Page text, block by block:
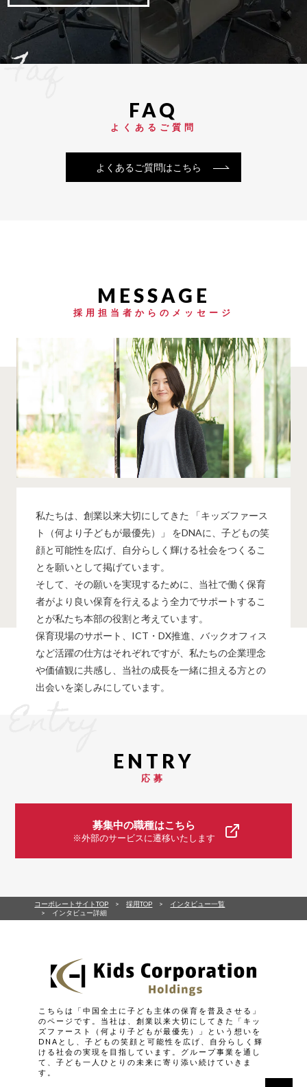
よくあるご質問
Faq
よくあるご質問はこちら
採用担当者からのメッセージ
私たちは、創業以来大切にしてきた 「キッズファース
ト（何より子どもが最優先）」 をDNAに、子どもの笑
顔と可能性を広げ、自分らしく輝ける社会をつくるこ
とを願いとして掲げています。
そして、その願いを実現するために、当社で働く保育
者がより良い保育を行えるよう全力でサポートするこ
とが私たち本部の役割と考えています。
保育現場のサポート、ICT・DX推進、バックオフィス
など活躍の仕方はそれぞれですが、私たちの企業理念
や価値観に共感し、当社の成長を一緒に担える方との
出会いを楽しみにしています。
応募
募集中の職種はこちら
※外部のサービスに遷移いたします
コーポレートサイトTOP 採用TOP
インタビュー一覧
インタビュー詳細
こちらは「中国全土に子ども主体の保育を普及させる」
のページです。当社は、創業以来大切にしてきた「キッ
ズファースト（何より子どもが最優先）」という想いを
DNAとし、子どもの笑顔と可能性を広げ、自分らしく輝
ける社会の実現を目指しています。グループ事業を通し
て、子ども一人ひとりの未来に寄り添い続けていきま
す。